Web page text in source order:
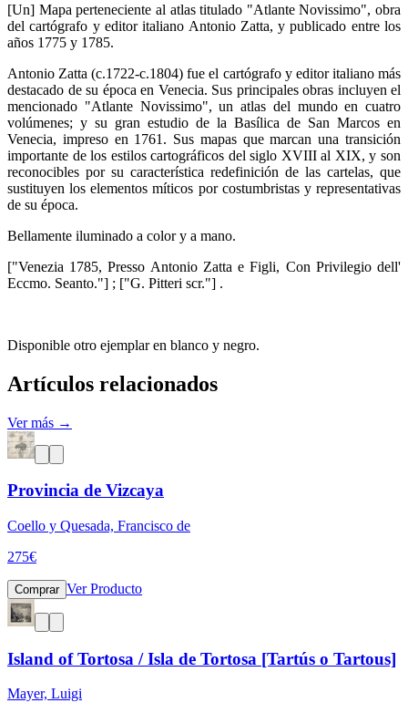
[Un] Mapa perteneciente al atlas titulado "Atlante Novissimo", obra
del cartógrafo y editor italiano Antonio Zatta, y publicado entre los
años 1775 y 1785.
Antonio Zatta (c.1722-c.1804) fue el cartógrafo y editor italiano más
destacado de su época en Venecia. Sus principales obras incluyen el
mencionado "Atlante Novissimo", un atlas del mundo en cuatro
volúmenes; y su gran estudio de la Basílica de San Marcos en
Venecia, impreso en 1761. Sus mapas que marcan una transición
importante de los estilos cartográficos del siglo XVIII al XIX, y son
reconocibles por su característica redefinición de las cartelas, que
sustituyen los elementos míticos por costumbristas y representativas
de su época.
Bellamente iluminado a color y a mano.
["Venezia 1785, Presso Antonio Zatta e Figli, Con Privilegio dell'
Eccmo. Seanto."] ; ["G. Pitteri scr."] .
Disponible otro ejemplar en blanco y negro.
Artículos relacionados
Ver más →
Provincia de Vizcaya
Coello y Quesada, Francisco de
275€
Comprar Ver Producto
Island of Tortosa / Isla de Tortosa [Tartús o Tartous]
Mayer, Luigi